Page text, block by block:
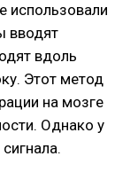
использовали
вводят
вдоль
Этот метод
на мозге
Однако у